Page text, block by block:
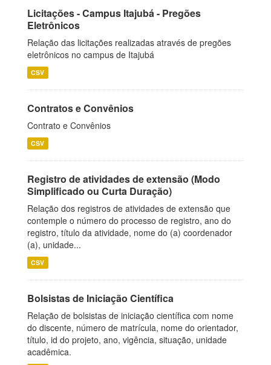
Licitações - Campus Itajubá - Pregões
Eletrônicos
Relação das licitações realizadas através de pregões
eletrônicos no campus de Itajubá
CSV
Contratos e Convênios
Contrato e Convênios
CSV
Registro de atividades de extensão (Modo
Simplificado ou Curta Duração)
Relação dos registros de atividades de extensão que
contemple o número do processo de registro, ano do
registro, título da atividade, nome do (a) coordenador
(a), unidade...
CSV
Bolsistas de Iniciação Científica
Relação de bolsistas de iniciação científica com nome
do discente, número de matrícula, nome do orientador,
título, id do projeto, ano, vigência, situação, unidade
acadêmica.